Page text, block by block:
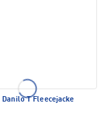
Danilo T Fleecejacke